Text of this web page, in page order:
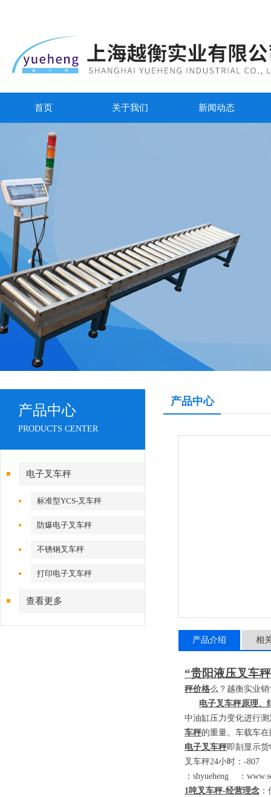
首页 关于我们 新闻动态
产品中心
PRODUCTS CENTER
电子叉车秤
标准型YCS-叉车秤
防爆电子叉车秤
不锈钢叉车秤
打印电子叉车秤
查看更多
产品中心
产品介绍 相
“贵阳液压叉车
秤价格么？越衡实业
电子叉车秤原理、
中油缸压力变化进行
车秤的重量。车载车
电子叉车秤即刻显示
叉车秤24小时： -
： shyueheng ：
1吨叉车秤-经营理念